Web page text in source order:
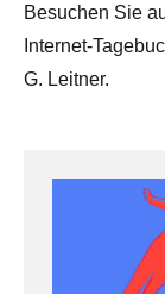
Besuchen Sie
Internet-
G. Leitner.